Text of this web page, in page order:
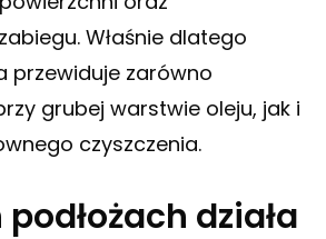
Właśnie dlatego
przewiduje zarówno
grubej warstwie oleju, jak i
czyszczenia.
działa